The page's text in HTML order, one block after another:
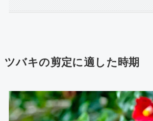
ツバキの剪定に適した時期